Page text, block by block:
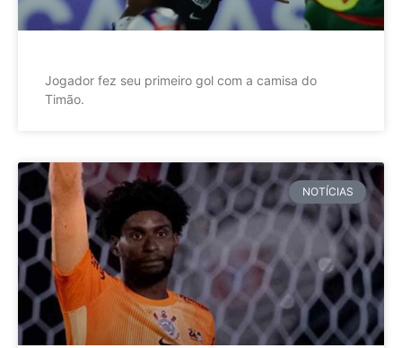
Jogador fez seu primeiro gol com a camisa do
Timão.
NOTÍCIAS